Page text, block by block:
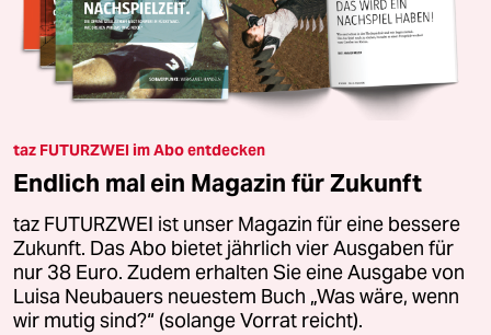
taz FUTURZWEI im Abo entdecken
Endlich mal ein Magazin für Zukunft
taz FUTURZWEI ist unser Magazin für eine bessere
Zukunft. Das Abo bietet jährlich vier Ausgaben für
nur 38 Euro. Zudem erhalten Sie eine Ausgabe von
Luisa Neubauers neuestem Buch „Was wäre, wenn
wir mutig sind?“ (solange Vorrat reicht).